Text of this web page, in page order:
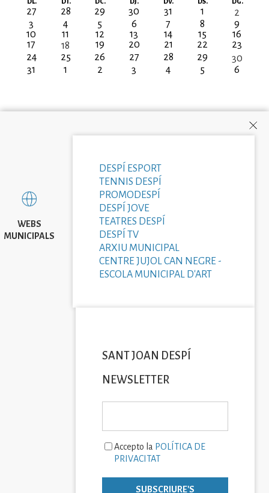
27 28 29 30 31 1
2
3
4 5 6 7 8
9
10
11 12 13 14 15
16
17
18 19 20 21 22
23
24
25 26 27 28 29
30
31
1 2 3 4 5 6
WEBS
MUNICIPALS
DESPÍ ESPORT
TENNIS DESPÍ
PROMODESPÍ
DESPÍ JOVE
TEATRES DESPÍ
DESPÍ TV
ARXIU MUNICIPAL
CENTRE JUJOL CAN NEGRE -
ESCOLA MUNICIPAL D'ART
SANT JOAN DESPÍ
NEWSLETTER
Accepto la POLÍTICA DE
PRIVACITAT